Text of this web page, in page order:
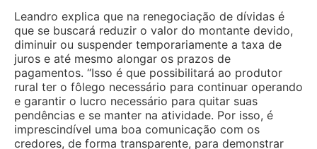
Leandro explica que na renegociação de dívidas é
que se buscará reduzir o valor do montante devido,
diminuir ou suspender temporariamente a taxa de
juros e até mesmo alongar os prazos de
pagamentos. “Isso é que possibilitará ao produtor
rural ter o fôlego necessário para continuar operando
e garantir o lucro necessário para quitar suas
pendências e se manter na atividade. Por isso, é
imprescindível uma boa comunicação com os
credores, de forma transparente, para demonstrar